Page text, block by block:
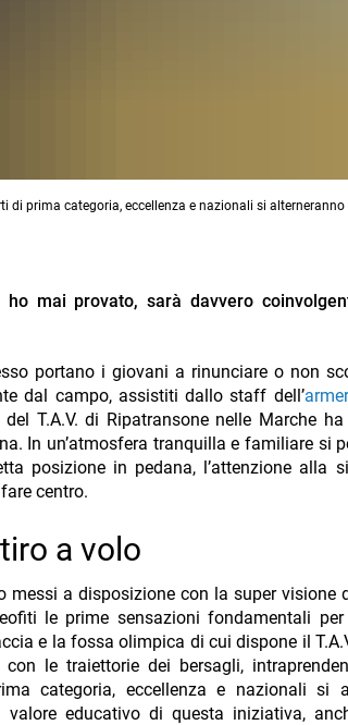
di prima categoria, eccellenza e nazionali si
mai provato, sarà davvero
portano i giovani a rinunciare o non
dal campo, assistiti dallo staff dell’
T.A.V. di Ripatransone nelle Marche
In un’atmosfera tranquilla e familiare si
posizione in pedana, l’attenzione alla
centro.
a volo
a disposizione con la super visione
le prime sensazioni fondamentali
e la fossa olimpica di cui dispone il
le traiettorie dei bersagli,
categoria, eccellenza e nazionali si
educativo di questa iniziativa,